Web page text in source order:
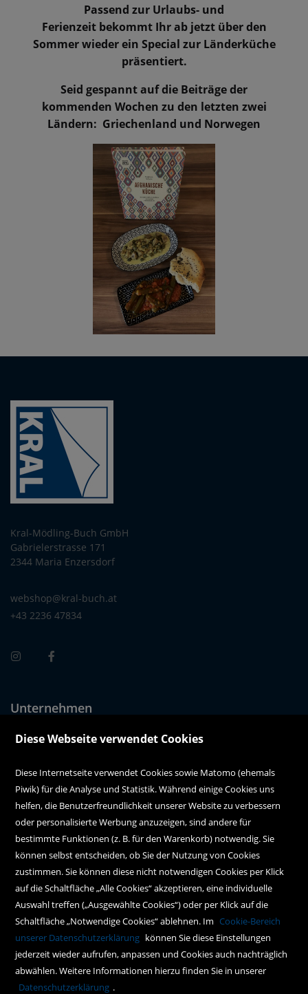
Passend zur Urlaubs- und
Ferienzeit bekommt Ihr ab jetzt über den
Sommer wieder ein Special zur Länderküche
präsentiert.
Seid gespannt auf die Beiträge der
kommenden Wochen zu den letzten zwei
Ländern: Griechenland und Norwegen
Kral-Mödling-Buch GmbH
Gabrielerstrasse 171
2344 Maria Enzersdorf
webshop@kral-buch.at
+43 2236 47834
Unternehmen
Über uns
Kundenservice
Kontakt
Social Media
Policy
AGBs
Impressum
Diese Webseite verwendet Cookies
Diese Internetseite verwendet Cookies sowie Matomo (ehemals
Piwik) für die Analyse und Statistik. Während einige Cookies uns
helfen, die Benutzerfreundlichkeit unserer Website zu verbessern
oder personalisierte Werbung anzuzeigen, sind andere für
bestimmte Funktionen (z. B. für den Warenkorb) notwendig. Sie
können selbst entscheiden, ob Sie der Nutzung von Cookies
zustimmen. Sie können diese nicht notwendigen Cookies per Klick
auf die Schaltfläche „Alle Cookies“ akzeptieren, eine individuelle
Auswahl treffen („Ausgewählte Cookies“) oder per Klick auf die
Schaltfläche „Notwendige Cookies“ ablehnen. Im Cookie-Bereich
unserer Datenschutzerklärung können Sie diese Einstellungen
jederzeit wieder aufrufen, anpassen und Cookies auch nachträglich
abwählen. Weitere Informationen hierzu finden Sie in unserer
Datenschutzerklärung .